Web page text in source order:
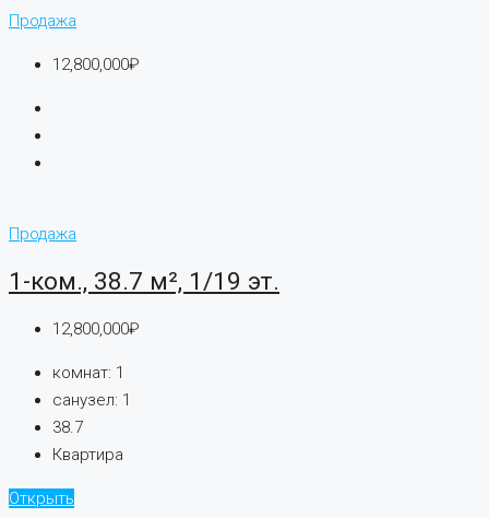
Продажа
12,800,000₽
Продажа
1-ком., 38.7 м², 1/19 эт.
12,800,000₽
комнат: 1
санузел: 1
38.7
Квартира
Открыть